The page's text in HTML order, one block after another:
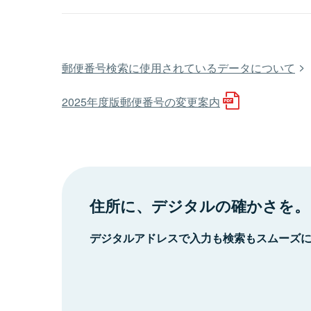
郵便番号検索に使用されているデータについて
2025年度版郵便番号の変更案内
住所に、デジタルの確かさを。
デジタルアドレスで入力も検索もスムーズ